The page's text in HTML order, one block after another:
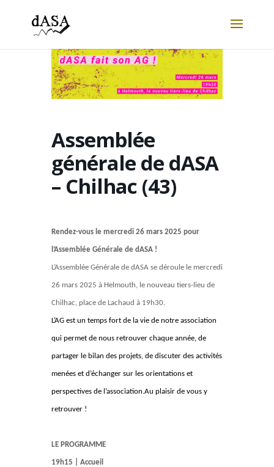
Assemblée
générale de dASA
– Chilhac (43)
Rendez-vous le mercredi 26 mars 2025 pour
l’Assemblée Générale de dASA !
L’Assemblée Générale de dASA se déroule le mercredi
26 mars 2025 à Helmouth, le nouveau tiers-lieu de
Chilhac, place de Lachaud à 19h30.
L’AG est un temps fort de la vie de notre association
qui permet de nous retrouver chaque année, de
partager le bilan des projets, de discuter des activités
menées et d’échanger sur les orientations et
perspectives de l’association.Au plaisir de vous y
retrouver !
LE PROGRAMME
19h15 | Accueil